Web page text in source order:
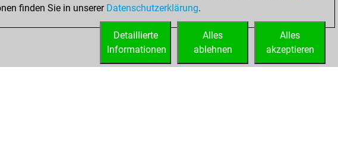
finden Sie in unserer Datenschutzerklärung.
Alles
akzeptieren
Alles
ablehnen
Detaillierte
Informationen